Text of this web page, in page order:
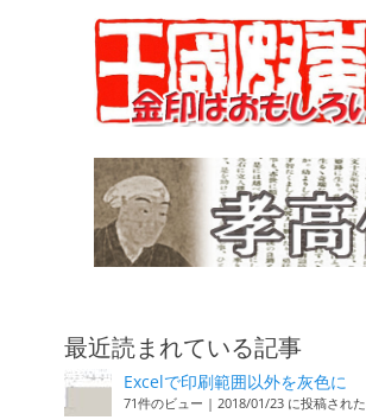
最近読まれている記事
Excelで印刷範囲以外を灰色に
71件のビュー | 2018/01/23 に投稿された